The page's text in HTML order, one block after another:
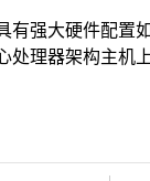
强大硬件配
理器架构主机